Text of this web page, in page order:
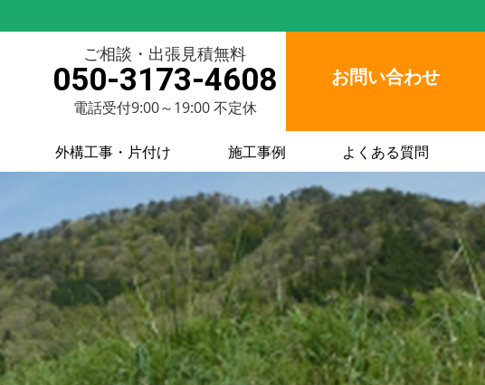
ご相談・出張見積無料
050-3173-4608
電話受付9:00～19:00 不定休
お問い合わせ
外構工事・片付け 施工事例 よくある質問